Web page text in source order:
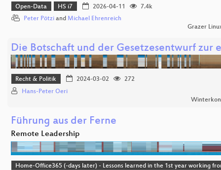
Open-Data HS i7 2026-04-11
7.4k
Peter Pötzi and Michael Ehrenreich
Grazer
Die Botschaft und der Gesetzesentwurf zur
Recht & Politik 2024-03-02
272
Hans-Peter Oeri
Führung aus der Ferne
Remote Leadership
Home-Office365 (-days later) - Lessons learned in the 1st year working